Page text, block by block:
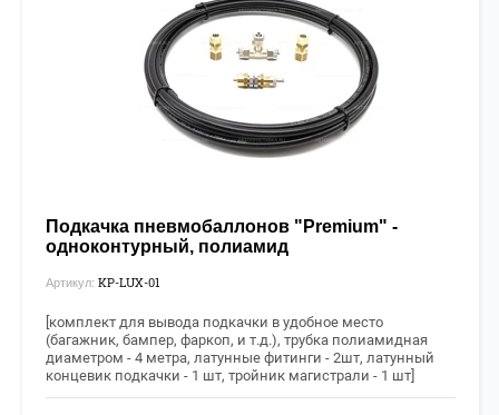
Подкачка пневмобаллонов "Premium" -
одноконтурный, полиамид
Артикул: KP-LUX-01
[комплект для вывода подкачки в удобное место
(багажник, бампер, фаркоп, и т.д.), трубка полиамидная
диаметром - 4 метра, латунные фитинги - 2шт, латунный
концевик подкачки - 1 шт, тройник магистрали - 1 шт]